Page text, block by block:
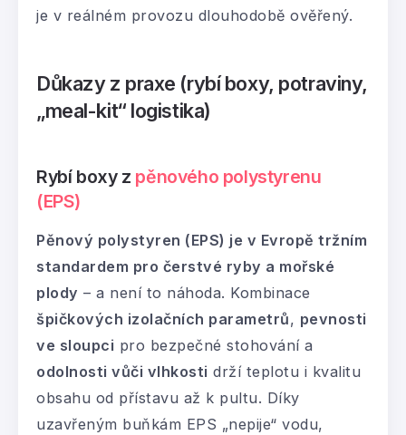
je v reálném provozu dlouhodobě ověřený.
Důkazy z praxe (rybí boxy, potraviny,
„meal-kit“ logistika)
Rybí boxy z pěnového polystyrenu
(EPS)
Pěnový polystyren (EPS) je v Evropě tržním
standardem pro čerstvé ryby a mořské
plody – a není to náhoda. Kombinace
špičkových izolačních parametrů, pevnosti
ve sloupci pro bezpečné stohování a
odolnosti vůči vlhkosti drží teplotu i kvalitu
obsahu od přístavu až k pultu. Díky
uzavřeným buňkám EPS „nepije“ vodu,